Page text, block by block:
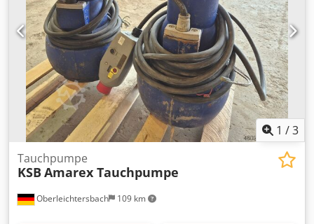
1 /3
Oberleichtersbach 109 km
Tauchpumpe
KSB Amarex Tauchpumpe